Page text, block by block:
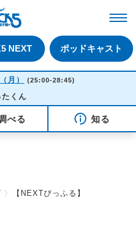
NEXT ポッドキャスト
月） (25:00-28:45)
べる 知る
〉 【NEXTびっふる】